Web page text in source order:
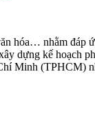
hóa… nhằm đáp
dựng kế hoạch
Minh (TPHCM)